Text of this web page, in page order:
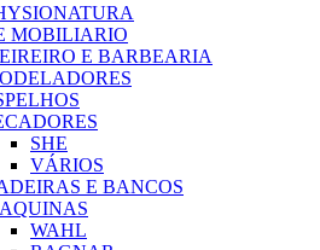
MOBILIARIO
E BARBEARIA
SHE
VÁRIOS
E BANCOS
WAHL